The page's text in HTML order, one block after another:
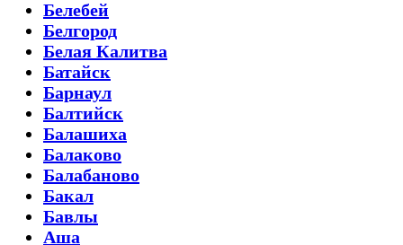
Белебей
Белгород
Белая Калитва
Батайск
Барнаул
Балтийск
Балашиха
Балаково
Балабаново
Бакал
Бавлы
Аша